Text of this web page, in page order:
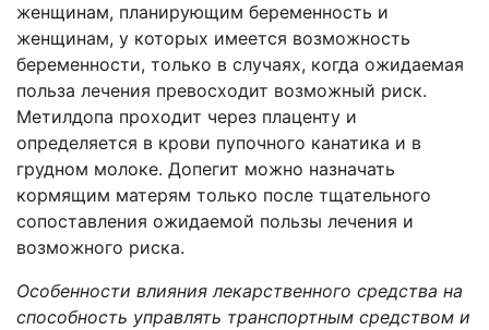
женщинам, планирующим беременность и
женщинам, у которых имеется возможность
беременности, только в случаях, когда ожидаемая
польза лечения превосходит возможный риск.
Метилдопа проходит через плаценту и
определяется в крови пупочного канатика и в
грудном молоке. Допегит можно назначать
кормящим матерям только после тщательного
сопоставления ожидаемой пользы лечения и
возможного риска.
Особенности влияния лекарственного средства на
способность управлять транспортным средством и